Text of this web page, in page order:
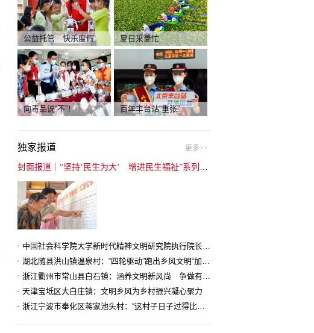
公益托管 快乐度假 夏日采菱忙
向毒品说“不”！ 百年丰台站“重张”
独家报道 更多>>
中国社会科学院大学新时代精神文明研究院执行院长王维国：文明村镇创建为乡村注入持久发展动力
湖北随县洪山镇温泉村：“四轮驱动”跑出乡风文明“加速度”
浙江衢州市常山县白石镇：涵养文明新风尚 争做有礼白石人
天津宝坻区大白庄镇：文明乡风为乡村振兴凝心聚力
浙江宁波市奉化区蒋家池头村：“这村子日子过得比城里还舒心”